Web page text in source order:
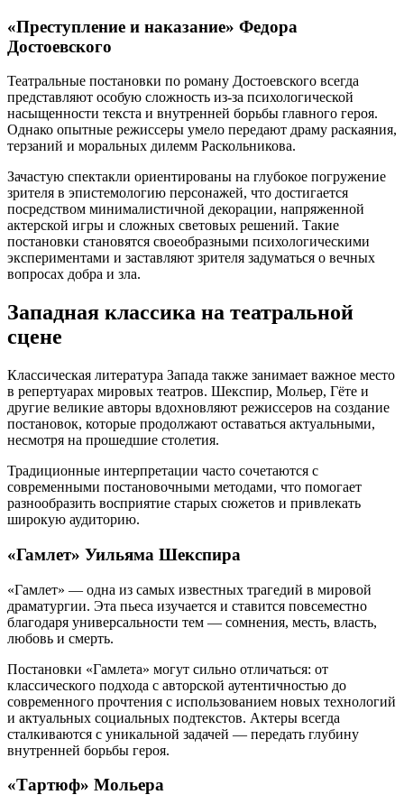
«Преступление и наказание» Федора
Достоевского
Театральные постановки по роману Достоевского всегда
представляют особую сложность из-за психологической
насыщенности текста и внутренней борьбы главного героя.
Однако опытные режиссеры умело передают драму раскаяния,
терзаний и моральных дилемм Раскольникова.
Зачастую спектакли ориентированы на глубокое погружение
зрителя в эпистемологию персонажей, что достигается
посредством минималистичной декорации, напряженной
актерской игры и сложных световых решений. Такие
постановки становятся своеобразными психологическими
экспериментами и заставляют зрителя задуматься о вечных
вопросах добра и зла.
Западная классика на театральной
сцене
Классическая литература Запада также занимает важное место
в репертуарах мировых театров. Шекспир, Мольер, Гёте и
другие великие авторы вдохновляют режиссеров на создание
постановок, которые продолжают оставаться актуальными,
несмотря на прошедшие столетия.
Традиционные интерпретации часто сочетаются с
современными постановочными методами, что помогает
разнообразить восприятие старых сюжетов и привлекать
широкую аудиторию.
«Гамлет» Уильяма Шекспира
«Гамлет» — одна из самых известных трагедий в мировой
драматургии. Эта пьеса изучается и ставится повсеместно
благодаря универсальности тем — сомнения, месть, власть,
любовь и смерть.
Постановки «Гамлета» могут сильно отличаться: от
классического подхода с авторской аутентичностью до
современного прочтения с использованием новых технологий
и актуальных социальных подтекстов. Актеры всегда
сталкиваются с уникальной задачей — передать глубину
внутренней борьбы героя.
«Тартюф» Мольера